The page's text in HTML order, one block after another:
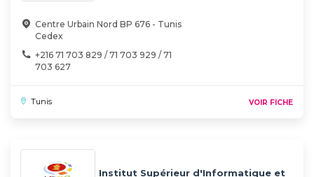
Centre Urbain Nord BP 676 - Tunis
Cedex
+216 71 703 829 / 71 703 929 / 71
703 627
Tunis VOIR FICHE
Institut Supérieur d'Informatique et